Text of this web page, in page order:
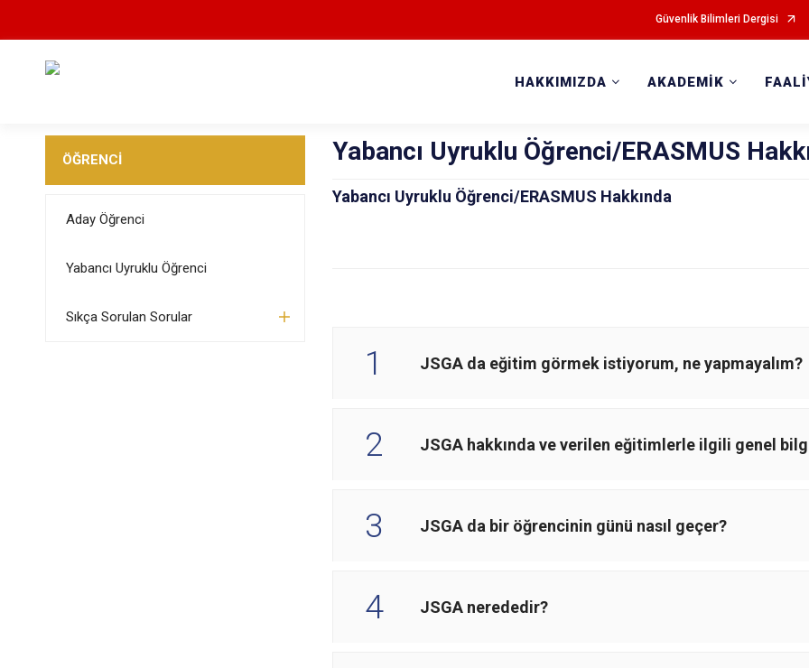
Güvenlik Bilimleri Dergisi
HAKKIMIZDA AKADEMİK
ÖĞRENCİ
Aday Öğrenci
Yabancı Uyruklu Öğrenci
Sıkça Sorulan Sorular
Yabancı Uyruklu Öğrenci/ERASMUS
Yabancı Uyruklu Öğrenci/ERASMUS Hakkında
1 JSGA da eğitim görmek istiyorum, ne yapmayalım?
2 JSGA hakkında ve verilen eğitimlerle ilgili genel
3 JSGA da bir öğrencinin günü nasıl geçer?
4 JSGA nerededir?